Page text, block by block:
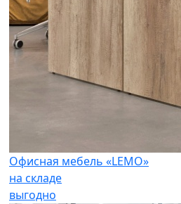
Офисная мебель «LEMO»
на складе
выгодно